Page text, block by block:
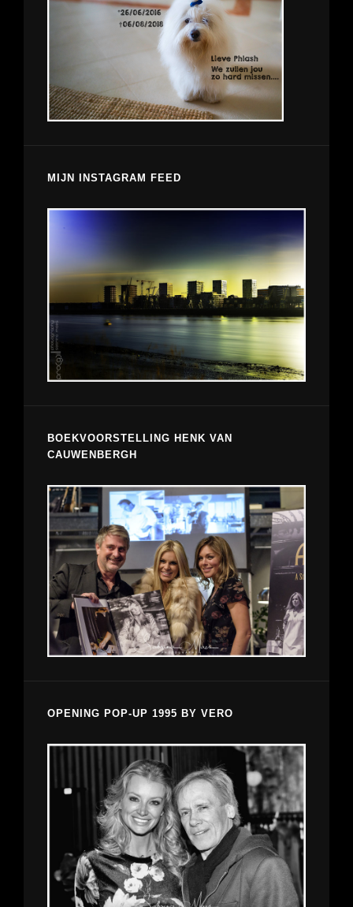
MIJN INSTAGRAM FEED
BOEKVOORSTELLING HENK VAN
CAUWENBERGH
OPENING POP-UP 1995 BY VERO